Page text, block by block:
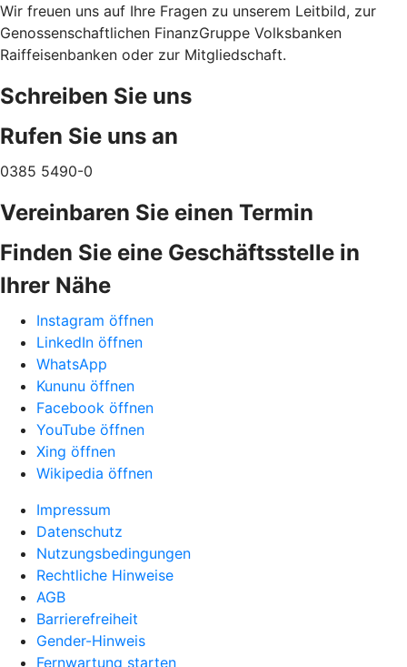
Wir freuen uns auf Ihre Fragen zu unserem Leitbild, zur
Genossenschaftlichen FinanzGruppe Volksbanken
Raiffeisenbanken oder zur Mitgliedschaft.
Schreiben Sie uns
Rufen Sie uns an
0385 5490-0
Vereinbaren Sie einen Termin
Finden Sie eine Geschäftsstelle in
Ihrer Nähe
Instagram öffnen
LinkedIn öffnen
WhatsApp
Kununu öffnen
Facebook öffnen
YouTube öffnen
Xing öffnen
Wikipedia öffnen
Impressum
Datenschutz
Nutzungsbedingungen
Rechtliche Hinweise
AGB
Barrierefreiheit
Gender-Hinweis
Fernwartung starten